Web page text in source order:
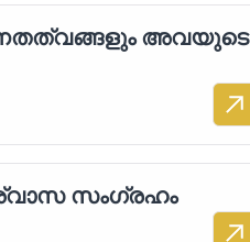
അവയുടെ
സംഗ്രഹം